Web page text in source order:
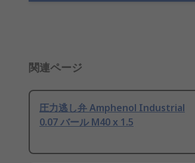
関連ページ
圧力逃し弁 Amphenol Industrial
0.07 バール M40 x 1.5